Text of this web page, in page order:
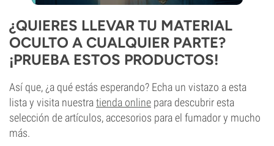
¿QUIERES LLEVAR TU MATERIAL
OCULTO A CUALQUIER PARTE?
¡PRUEBA ESTOS PRODUCTOS!
Así que, ¿a qué estás esperando? Echa un vistazo a esta
lista y visita nuestratienda online para descubrir esta
selección de artículos, accesorios para el fumador y mucho
más.